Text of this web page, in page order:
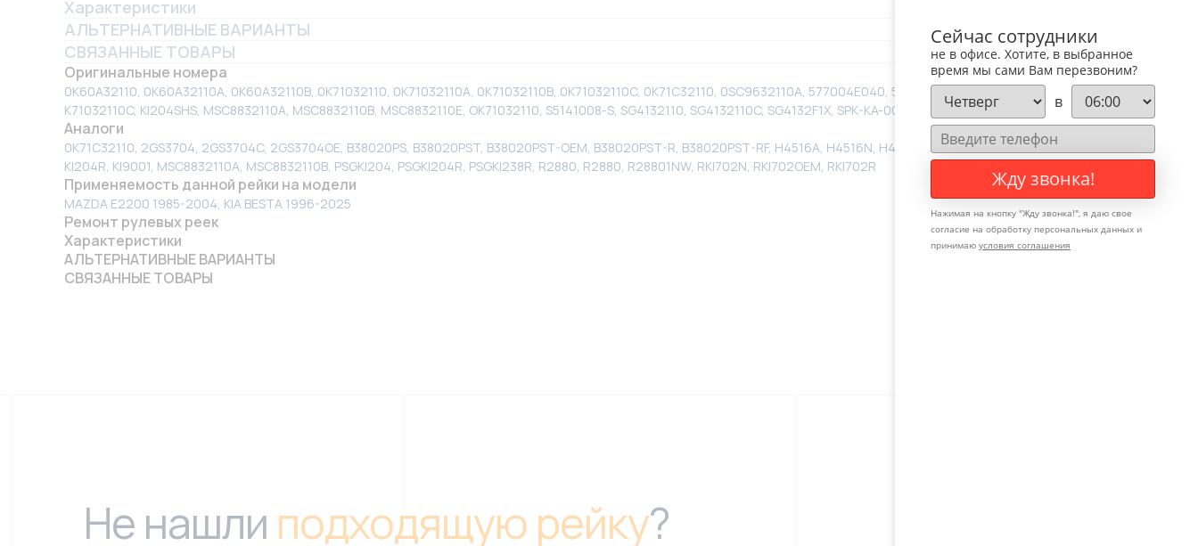
Характеристики
АЛЬТЕРНАТИВНЫЕ ВАРИАНТЫ
СВЯЗАННЫЕ ТОВАРЫ
Оригинальные номера
0K60A32110, 0K60A32110A, 0K60A32110B, 0K71032110, 0K71032110A, 0K71032110B, 0K71032110C, 0K71C32110, 0SC9632110A, 577004E040, 577004E050, C11811, HNQ2880GQ,
K71032110C, KI204SHS, MSC8832110A, MSC8832110B, MSC8832110E, OK71032110, S5141008-S, SG4132110, SG4132110C, SG4132F1X, SPK-KA-005
Аналоги
0K71C32110, 2GS3704, 2GS3704C, 2GS3704OE, B38020PS, B38020PST, B38020PST-OEM, B38020PST-R, B38020PST-RF, H4516A, H4516N, H4516U, HSR28801AY, KI204, KI204OEM,
KI204R, KI9001, MSC8832110A, MSC8832110B, PSGKI204, PSGKI204R, PSGKI238R, R2880, R2880, R28801NW, RKI702N, RKI702OEM, RKI702R
Применяемость данной рейки на модели
MAZDA E2200 1985-2004, KIA BESTA 1996-2025
Ремонт рулевых реек
Характеристики
АЛЬТЕРНАТИВНЫЕ ВАРИАНТЫ
СВЯЗАННЫЕ ТОВАРЫ
Не нашли подходящую рейку?
Сейчас сотрудники
не в офисе. Хотите, в выбранное
время мы сами Вам перезвоним?
в
Жду звонка!
Нажимая на кнопку "Жду звонка!", я даю свое
согласие на обработку персональных данных и
принимаю условия соглашения